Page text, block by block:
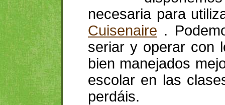
necesaria para
Cuisenaire .
seriar y operar con
bien manejados
escolar en las
perdáis.